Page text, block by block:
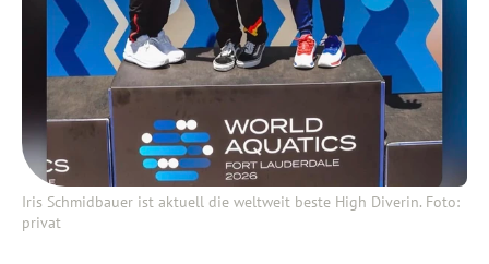
Iris Schmidbauer ist aktuell die weltweit beste High Diverin. Foto:
privat